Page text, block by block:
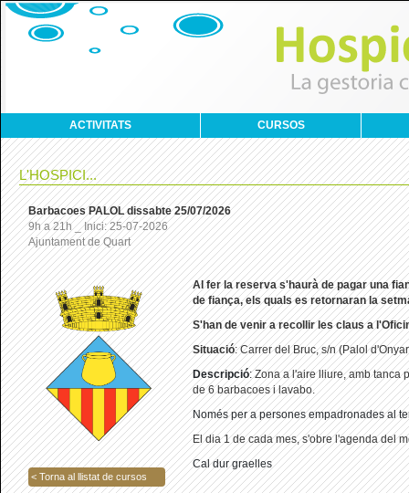
ACTIVITATS CURSOS
L'HOSPICI...
Barbacoes PALOL dissabte 25/07/2026
9h a 21h _ Inici: 25-07-2026
Ajuntament de Quart
< Torna al llistat de cursos
Al fer la reserva s'haurà de pagar una
de fiança, els quals es retornaran la
S'han de venir a recollir les claus a
Situació: Carrer del Bruc, s/n (Palol
Descripció:Zona a l'aire lliure, amb tanca
de 6 barbacoes i lavabo.
Només per a persones empadronades al
El dia 1 de cada mes, s'obre l'agenda del
Cal dur graelles